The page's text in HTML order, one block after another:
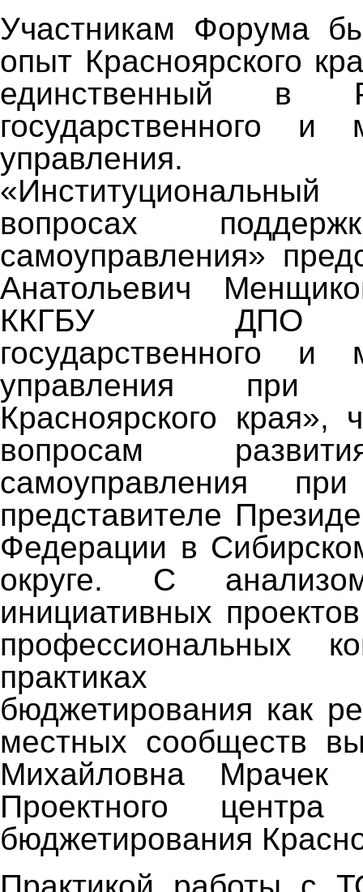
Участникам Форума
опыт Красноярского
единственный в
государственного и
вопросах
самоуправления»
Анатольевич
ККГБУ ДПО
государственного и
управления при
Красноярского края»,
вопросам
самоуправления
представителе
Федерации в
округе. С
инициативных
профессиональных
практиках
бюджетирования как
местных сообществ
Михайловна Мрачек
Проектного центра
бюджетирования